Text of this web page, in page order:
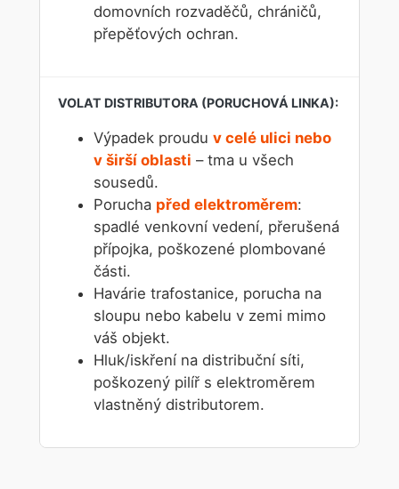
domovních rozvaděčů, chráničů,
přepěťových ochran.
Výpadek proudu v celé ulici nebo
v širší oblasti – tma u všech
sousedů.
Porucha před elektroměrem:
spadlé venkovní vedení, přerušená
přípojka, poškozené plombované
části.
Havárie trafostanice, porucha na
sloupu nebo kabelu v zemi mimo
váš objekt.
Hluk/iskření na distribuční síti,
poškozený pilíř s elektroměrem
vlastněný distributorem.